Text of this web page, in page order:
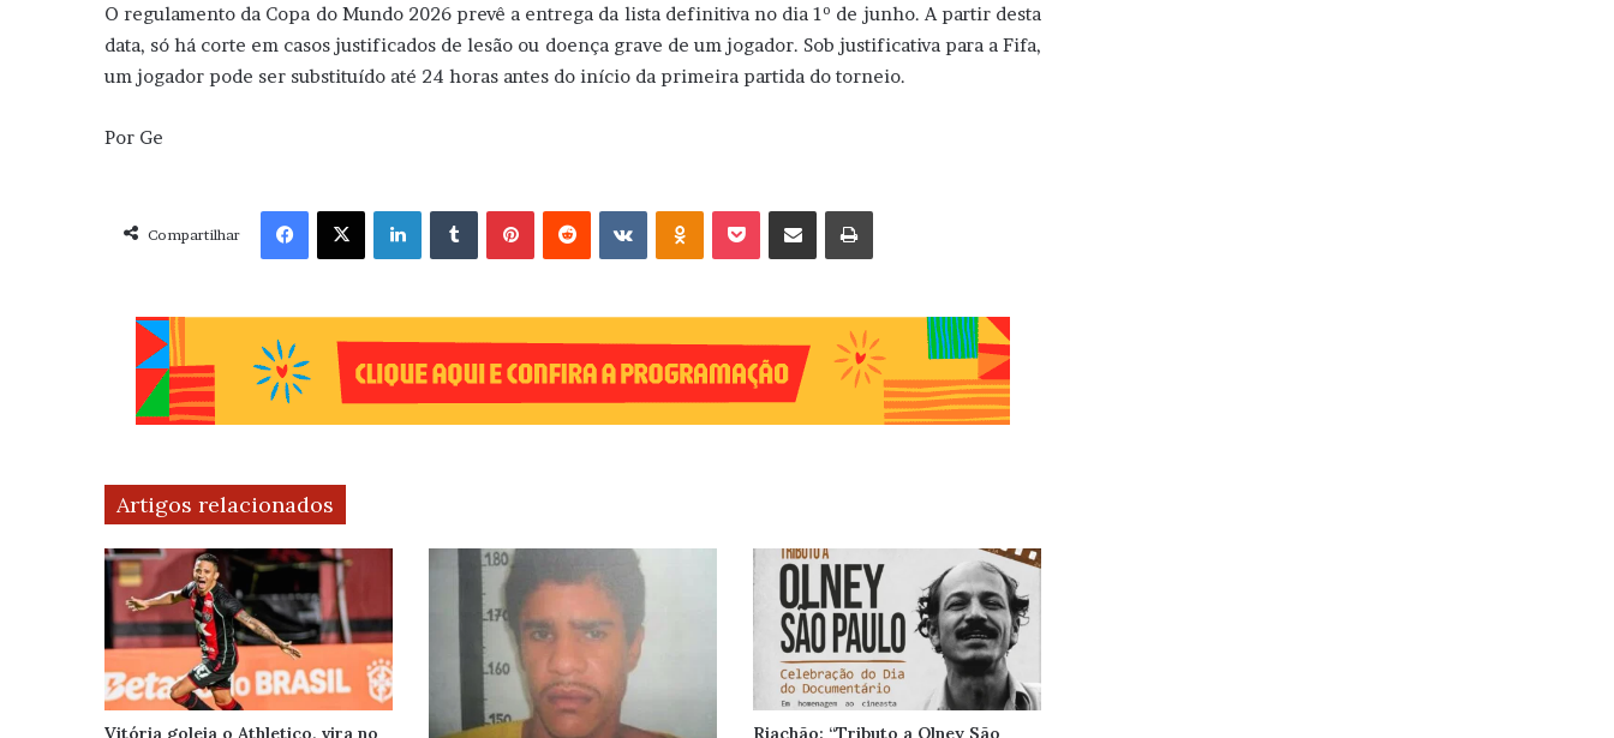
O regulamento da Copa do Mundo 2026 prevê a entrega da lista definitiva no dia 1º de junho. A partir desta
data, só há corte em casos justificados de lesão ou doença grave de um jogador. Sob justificativa para a Fifa,
um jogador pode ser substituído até 24 horas antes do início da primeira partida do torneio.
Por Ge
Compartilhar
Facebook X Linkedin VK OK
Artigos relacionados
Vitória goleia o Athletico, vira no Riachão: “Tributo a Olney São